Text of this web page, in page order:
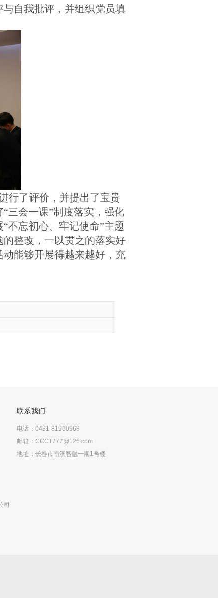
自我批评，并组织党员填
行了评价，并提出了宝贵
“三会一课”制度落实，强化
不忘初心、牢记使命”主题
整改，一以贯之的落实好
能够开展得越来越好，充
司
联系我们
电话：0431-81960968
邮箱：CCCT777@126.com
地址：长春市南溪智融一期1号楼